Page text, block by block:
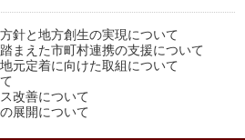
針と地方創生の実現について
まえた市町村連携の支援について
元定着に向けた取組について
改善について
展開について